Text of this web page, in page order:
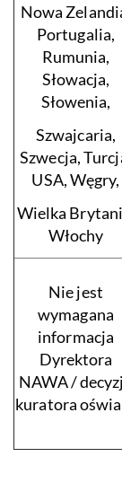
Nowa
Portugalia,
Rumunia,
Słowacja,
Słowenia,
Szwajcaria,
Szwecja,
USA, Węgry,
Wielka
Włochy
Nie jest
wymagana
informacja
Dyrektora
NAWA /
kuratora